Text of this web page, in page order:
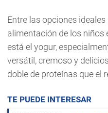
Entre las opciones
alimentación de los niños
está el yogur,
versátil, cremoso y
doble de proteínas que el
TE PUEDE INTERESAR